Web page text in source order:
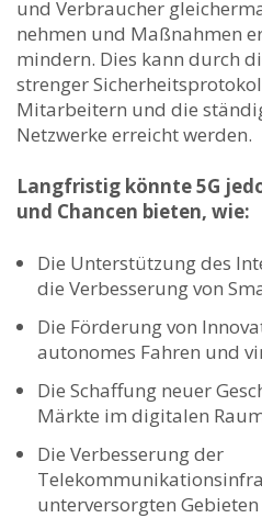
und Verbraucher
⁢nehmen und Maßnahmen
mindern. Dies kann durch
strenger
Mitarbeitern und die
Netzwerke erreicht werden.
Langfristig könnte 5G
⁤und Chancen bieten, wie:
Die Unterstützung des
die Verbesserung von
Die Förderung von
autonomes Fahren und‌
Die Schaffung⁤ neuer⁤
Märkte im ​digitalen
Die Verbesserung ⁢der
unterversorgten‍ Gebieten